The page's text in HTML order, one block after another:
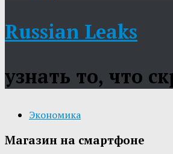
Russian Leaks
узнать то, что
Экономика
Магазин на смартфоне